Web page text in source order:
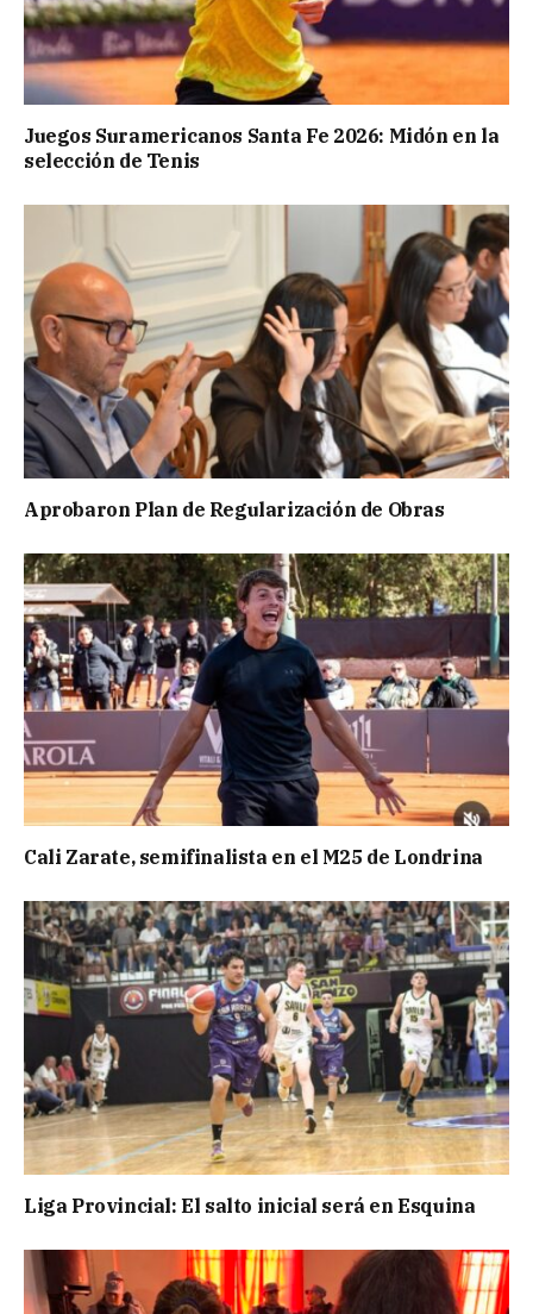
Juegos Suramericanos Santa Fe 2026: Midón en la
selección de Tenis
Aprobaron Plan de Regularización de Obras
Cali Zarate, semifinalista en el M25 de Londrina
Liga Provincial: El salto inicial será en Esquina